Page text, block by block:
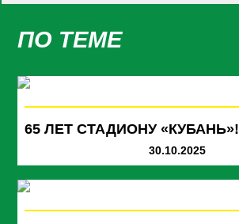
ПО ТЕМЕ
65 ЛЕТ СТАДИОНУ «КУБАНЬ»!
30.10.2025